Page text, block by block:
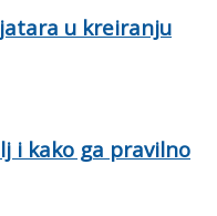
u kreiranju
i kako ga pravilno